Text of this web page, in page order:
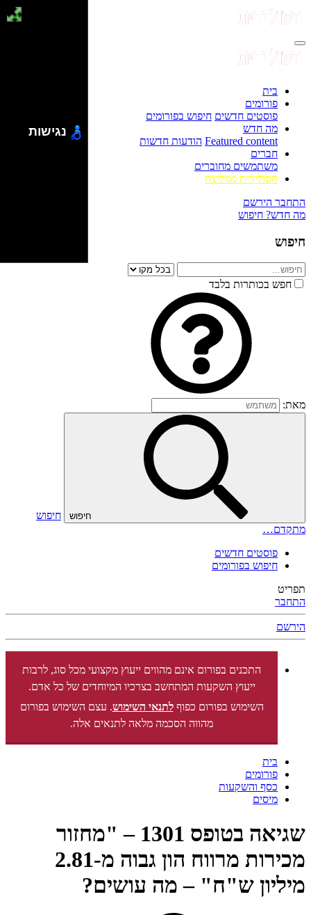
בית
פורומים
פוסטים חדשים חיפוש בפורומים
מה חדש
Featured content הודעות חדשות
חברים
משתמשים מחוברים
הסולידית ממליצה
התחבר הירשם
מה חדש? חיפוש
חיפוש
חפש בכותרות בלבד
מאת:
חיפוש
חיפוש
מתקדם…
פוסטים חדשים
חיפוש בפורומים
תפריט
התחבר
הירשם
התכנים בפורום אינם מהווים ייעוץ מקצועי מכל סוג, לרבות
ייעוץ השקעות המתחשב בצרכיו המיוחדים של כל אדם.
השימוש בפורום כפוףלתנאי השימוש. עצם השימוש בפורום
מהווה הסכמה מלאה לתנאים אלה.
בית
פורומים
כסף והשקעות
מיסים
שגיאה בטופס 1301 – "מחזור
מכירות מרווח הון גבוה מ-2.81
מיליון ש"ח" – מה עושים?
נגישות